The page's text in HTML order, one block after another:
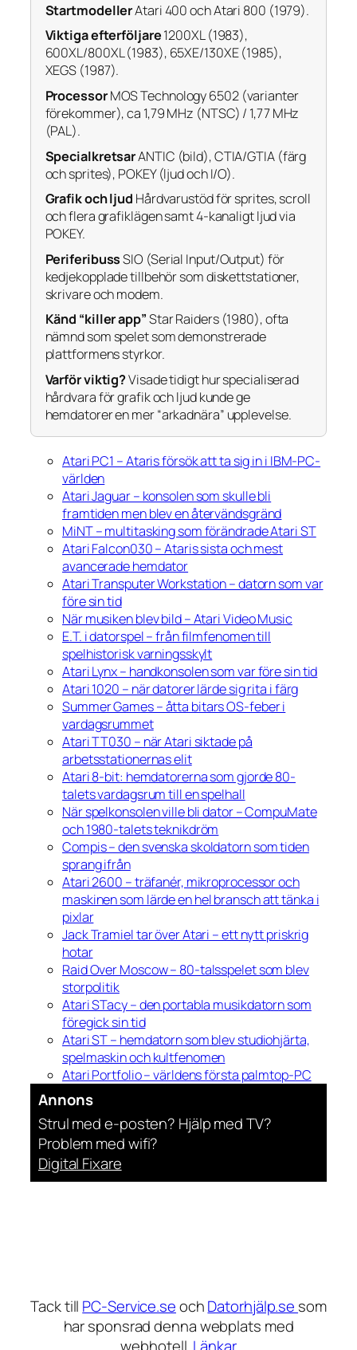
StartmodellerAtari 400 och Atari 800 (1979).
Viktiga efterföljare1200XL (1983),
600XL/800XL (1983), 65XE/130XE (1985),
XEGS (1987).
ProcessorMOS Technology 6502 (varianter
förekommer), ca 1,79 MHz (NTSC) / 1,77 MHz
(PAL).
SpecialkretsarANTIC (bild), CTIA/GTIA (färg
och sprites), POKEY (ljud och I/O).
Grafik och ljud Hårdvarustöd för sprites, scroll
och flera grafiklägen samt 4-kanaligt ljud via
POKEY.
PeriferibussSIO (Serial Input/Output) för
kedjekopplade tillbehör som diskettstationer,
skrivare och modem.
Känd “killer app”Star Raiders(1980), ofta
nämnd som spelet som demonstrerade
plattformens styrkor.
Varför viktig?Visade tidigt hur specialiserad
hårdvara för grafik och ljud kunde ge
hemdatorer en mer “arkadnära” upplevelse.
Atari PC1 – Ataris försök att ta sig in i IBM-PC-
världen
Atari Jaguar – konsolen som skulle bli
framtiden men blev en återvändsgränd
MiNT – multitasking som förändrade Atari ST
Atari Falcon030 – Ataris sista och mest
avancerade hemdator
Atari Transputer Workstation – datorn som var
före sin tid
När musiken blev bild – Atari Video Music
E.T. i datorspel – från filmfenomen till
spelhistorisk varningsskylt
Atari Lynx – handkonsolen som var före sin tid
Atari 1020 – när datorer lärde sig rita i färg
Summer Games – åtta bitars OS-feber i
vardagsrummet
Atari TT030 – när Atari siktade på
arbetsstationernas elit
Atari 8-bit: hemdatorerna som gjorde 80-
talets vardagsrum till en spelhall
När spelkonsolen ville bli dator – CompuMate
och 1980-talets teknikdröm
Compis – den svenska skoldatorn som tiden
sprang ifrån
Atari 2600 – träfanér, mikroprocessor och
maskinen som lärde en hel bransch att tänka i
pixlar
Jack Tramiel tar över Atari – ett nytt priskrig
hotar
Raid Over Moscow – 80-talsspelet som blev
storpolitik
Atari STacy – den portabla musikdatorn som
föregick sin tid
Atari ST – hemdatorn som blev studiohjärta,
spelmaskin och kultfenomen
Atari Portfolio – världens första palmtop-PC
Annons
Strul med e-posten? Hjälp med TV?
Problem med wifi?
Digital Fixare
Tack till PC-Service.seochDatorhjälp.se som
har sponsrad denna webplats med